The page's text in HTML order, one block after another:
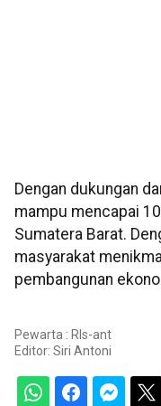
Dengan dukungan
mampu mencapai
Sumatera Barat.
masyarakat
pembangunan
Pewarta : Rls-ant
Editor: Siri Antoni